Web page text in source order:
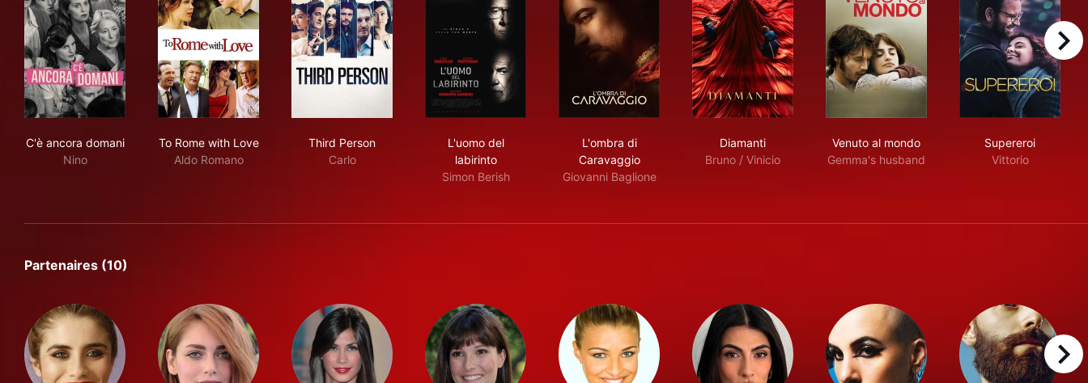
C'è ancora domani
Nino
To Rome with Love
Aldo Romano
Third Person
Carlo
L'uomo del
labirinto
Simon Berish
L'ombra di
Caravaggio
Giovanni Baglione
Diamanti
Bruno / Vinicio
Venuto al mondo
Gemma's husband
Supereroi
Vittorio
right
Partenaires (10)
right